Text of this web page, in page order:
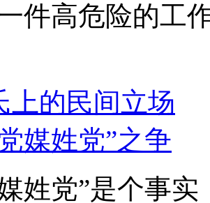
件高危险的工
上的民间立场
媒姓党”之争
姓党”是个事